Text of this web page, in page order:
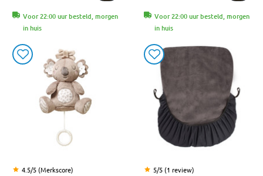
Voor 22:00 uur besteld, morgen
in huis
Voor 22:00 uur besteld, morgen
in huis
4.5/5 (Merkscore) 5/5 (1 review)